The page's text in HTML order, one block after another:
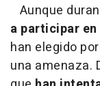
Aunque
a participar en
han elegido
una amenaza.